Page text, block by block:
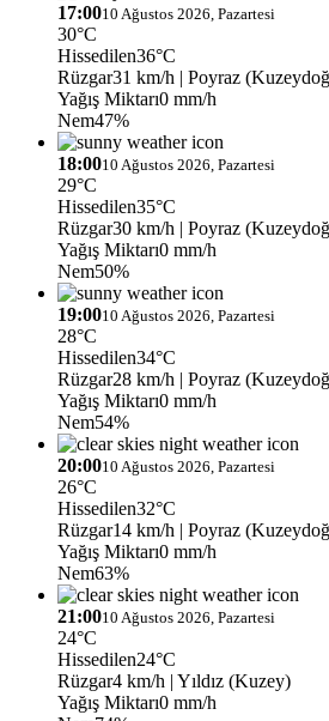
17:0010 Ağustos 2026, Pazartesi
30°C
Hissedilen36°C
Rüzgar31 km/h | Poyraz
Yağış Miktarı0 mm/h
Nem47%
18:0010 Ağustos 2026, Pazartesi
29°C
Hissedilen35°C
Rüzgar30 km/h | Poyraz
Yağış Miktarı0 mm/h
Nem50%
19:0010 Ağustos 2026, Pazartesi
28°C
Hissedilen34°C
Rüzgar28 km/h | Poyraz
Yağış Miktarı0 mm/h
Nem54%
20:0010 Ağustos 2026, Pazartesi
26°C
Hissedilen32°C
Rüzgar14 km/h | Poyraz
Yağış Miktarı0 mm/h
Nem63%
21:0010 Ağustos 2026, Pazartesi
24°C
Hissedilen24°C
Rüzgar4 km/h | Yıldız (Kuzey)
Yağış Miktarı0 mm/h